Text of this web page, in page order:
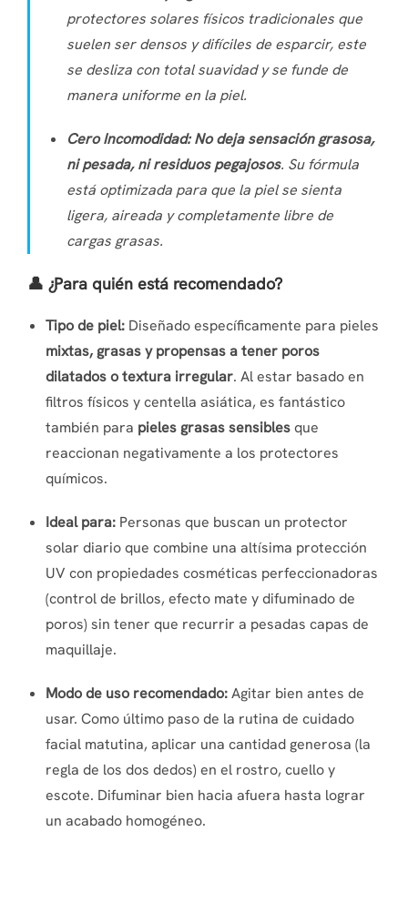
protectores solares físicos tradicionales que
suelen ser densos y difíciles de esparcir, este
se desliza con total suavidad y se funde de
manera uniforme en la piel.
Cero Incomodidad: No deja sensación grasosa,
ni pesada, ni residuos pegajosos. Su fórmula
está optimizada para que la piel se sienta
ligera, aireada y completamente libre de
cargas grasas.
👤 ¿Para quién está recomendado?
Tipo de piel: Diseñado específicamente para pieles
mixtas, grasas y propensas a tener poros
dilatados o textura irregular. Al estar basado en
filtros físicos y centella asiática, es fantástico
también para pieles grasas sensiblesque
reaccionan negativamente a los protectores
químicos.
Ideal para: Personas que buscan un protector
solar diario que combine una altísima protección
UV con propiedades cosméticas perfeccionadoras
(control de brillos, efecto mate y difuminado de
poros) sin tener que recurrir a pesadas capas de
maquillaje.
Modo de uso recomendado:Agitar bien antes de
usar. Como último paso de la rutina de cuidado
facial matutina, aplicar una cantidad generosa (la
regla de los dos dedos) en el rostro, cuello y
escote. Difuminar bien hacia afuera hasta lograr
un acabado homogéneo.